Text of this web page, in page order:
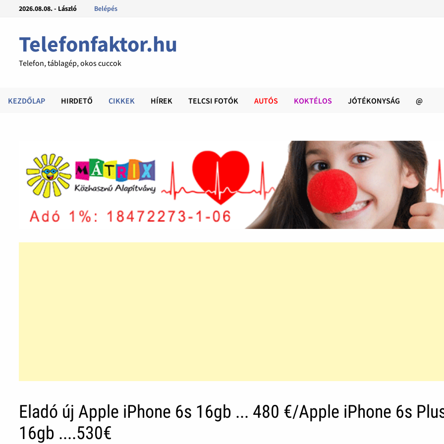
2026.08.08. - László Belépés
Telefonfaktor.hu
Telefon, táblagép, okos cuccok
KEZDŐLAP HIRDETŐ CIKKEK HÍREK TELCSI FOTÓK AUTÓS KOKTÉLOS JÓTÉKONYSÁG @
Eladó új Apple iPhone 6s 16gb ... 480 €/Apple iPhone 6s
16gb ....530€